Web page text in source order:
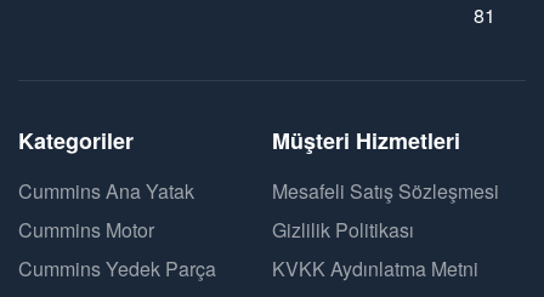
81
Kategoriler
Cummins Ana Yatak
Cummins Motor
Cummins Yedek Parça
Müşteri Hizmetleri
Mesafeli Satış Sözleşmesi
Gizlilik Politikası
KVKK Aydınlatma Metni